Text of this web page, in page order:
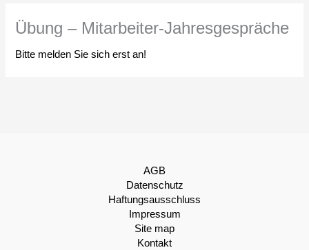
Übung – Mitarbeiter-Jahresgespräche
Bitte melden Sie sich erst an!
AGB
Datenschutz
Haftungsausschluss
Impressum
Site map
Kontakt